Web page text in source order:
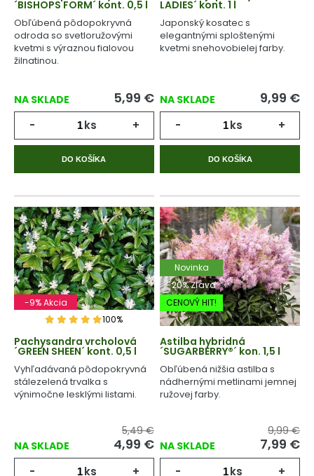
´BISHOPS FORM´ kont. 0,5 l
Obľúbená pôdopokryvná
odroda so svetloružovými
kvetmi s výraznou fialovou
žilnatinou.
NA SKLADE 5,99 €
- ks +
DO KOŠÍKA
LADIES´ kont. 1 l
Japonský kosatec s
elegantnými sploštenými
kvetmi snehovobielej farby.
NA SKLADE 9,99 €
- ks +
DO KOŠÍKA
-9% Akcia
100%
Pachysandra vrcholová
´GREEN SHEEN´ kont. 0,5 l
Vyhľadávaná pôdopokryvná
stálezelená trvalka s
výnimočne lesklými listami.
NA SKLADE
5,49 €
4,99 €
- ks +
Novinka
-20% Zľava
CENOVÝ HIT!
Astilba hybridná
´SUGARBERRY®´ kon. 1,5 l
Obľúbená nižšia astilba s
nádhernými metlinami jemnej
ružovej farby.
NA SKLADE
9,99 €
7,99 €
- ks +